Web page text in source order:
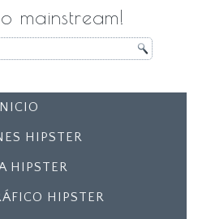
mainstream!
INICIO
HIPSTER
HIPSTER
HIPSTER